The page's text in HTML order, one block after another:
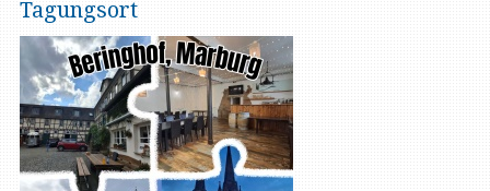
Tagungsort